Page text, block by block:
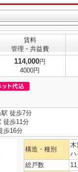
賃料
管理・共益費
114,000円
4000円
徒歩7分
徒歩11分
歩16分
構造・種別
木
ハ
総戸数